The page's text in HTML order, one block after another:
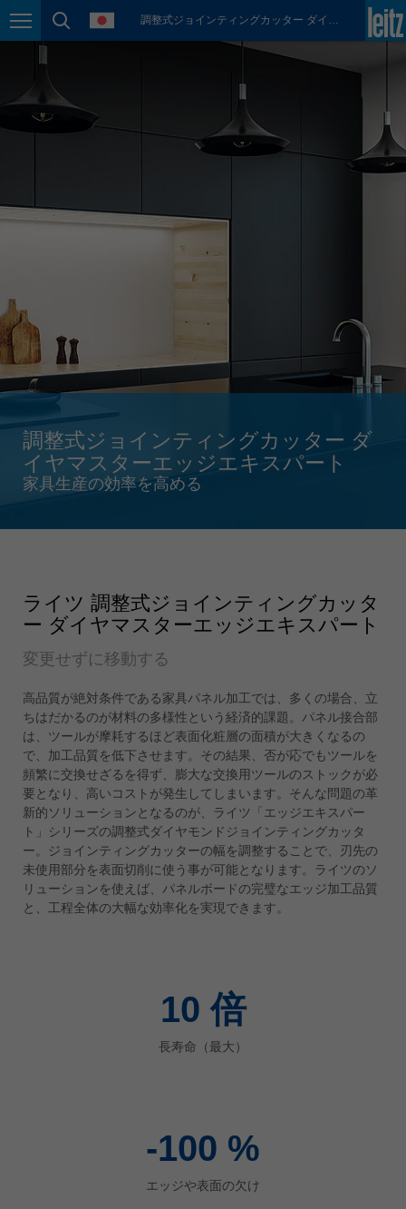
Page navigation
page search
language 調整式ジョインティングカッター ダイヤマスターエッジエキスパート
México
Österreich
polski
Portugal
deutsch
english
Slovenija
slovenski
english
Türkiye
english
Việt Nam
tiếng việt
中国
中文
ประเทศไทย
ไทย
Україна
yкраїнська
調整式ジョインティングカッター ダ
イヤマスターエッジエキスパート
家具生産の効率を高める
ライツ 調整式ジョインティングカッタ
ー ダイヤマスターエッジエキスパート
変更せずに移動する
高品質が絶対条件である家具パネル加工では、多くの場合、立
ちはだかるのが材料の多様性という経済的課題。パネル接合部
は、ツールが摩耗するほど表面化粧層の面積が大きくなるの
で、加工品質を低下させます。その結果、否が応でもツールを
頻繁に交換せざるを得ず、膨大な交換用ツールのストックが必
要となり、高いコストが発生してしまいます。そんな問題の革
新的ソリューションとなるのが、ライツ「エッジエキスパー
ト」シリーズの調整式ダイヤモンドジョインティングカッタ
ー。ジョインティングカッターの幅を調整することで、刃先の
未使用部分を表面切削に使う事が可能となります。ライツのソ
リューションを使えば、パネルボードの完璧なエッジ加工品質
と、工程全体の大幅な効率化を実現できます。
10 倍
長寿命（最大）
-100 %
エッジや表面の欠け